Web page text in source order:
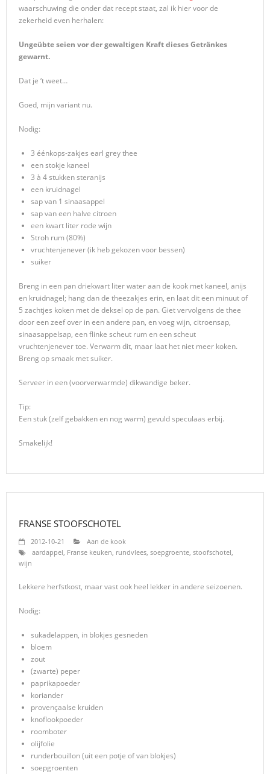
waarschuwing die onder dat recept staat, zal ik hier voor de
zekerheid even herhalen:
Ungeübte seien vor der gewaltigen Kraft dieses Getränkes
gewarnt.
Dat je ‘t weet…
Goed, mijn variant nu.
Nodig:
3 éénkops-zakjes earl grey thee
een stokje kaneel
3 à 4 stukken steranijs
een kruidnagel
sap van 1 sinaasappel
sap van een halve citroen
een kwart liter rode wijn
Stroh rum (80%)
vruchtenjenever (ik heb gekozen voor bessen)
suiker
Breng in een pan driekwart liter water aan de kook met kaneel, anijs
en kruidnagel; hang dan de theezakjes erin, en laat dit een minuut of
5 zachtjes koken met de deksel op de pan. Giet vervolgens de thee
door een zeef over in een andere pan, en voeg wijn, citroensap,
sinaasappelsap, een flinke scheut rum en een scheut
vruchtenjenever toe. Verwarm dit, maar laat het niet meer koken.
Breng op smaak met suiker.
Serveer in een (voorverwarmde) dikwandige beker.
Tip:
Een stuk (zelf gebakken en nog warm) gevuld speculaas erbij.
Smakelijk!
FRANSE STOOFSCHOTEL
2012-10-21
Aan de kook
aardappel, Franse keuken, rundvlees, soepgroente, stoofschotel,
wijn
Lekkere herfstkost, maar vast ook heel lekker in andere seizoenen.
Nodig:
sukadelappen, in blokjes gesneden
bloem
zout
(zwarte) peper
paprikapoeder
koriander
provençaalse kruiden
knoflookpoeder
roomboter
olijfolie
runderbouillon (uit een potje of van blokjes)
soepgroenten